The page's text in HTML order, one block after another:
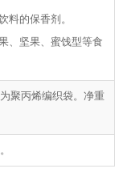
料的保香剂。
、坚果、蜜饯型等食
聚丙烯编织袋。净重